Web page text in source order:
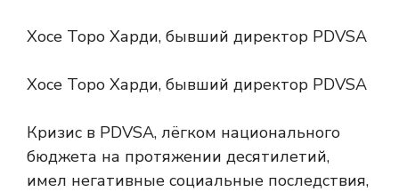
Хосе Торо Харди, бывший директор PDVSA
Хосе Торо Харди, бывший директор PDVSA
Кризис в PDVSA, лёгком национального
бюджета на протяжении десятилетий,
имел негативные социальные последствия,